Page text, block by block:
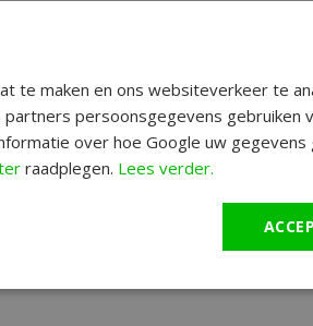
te maken en ons websiteverkeer te
persoonsgegevens gebruiken
over hoe Google uw gegevens
raadplegen. Lees verder.